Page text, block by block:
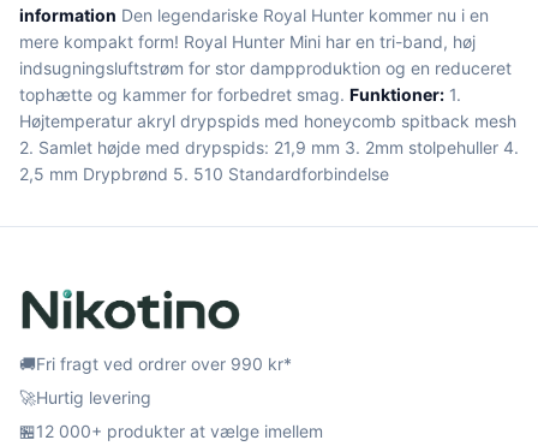
information Den legendariske Royal Hunter kommer nu i en
mere kompakt form! Royal Hunter Mini har en tri-band, høj
indsugningsluftstrøm for stor dampproduktion og en reduceret
tophætte og kammer for forbedret smag. Funktioner: 1.
Højtemperatur akryl drypspids med honeycomb spitback mesh
2. Samlet højde med drypspids: 21,9 mm 3. 2mm stolpehuller 4.
2,5 mm Drypbrønd 5. 510 Standardforbindelse
🚚Fri fragt ved ordrer over 990 kr*
🚀Hurtig levering
🏪12 000+ produkter at vælge imellem